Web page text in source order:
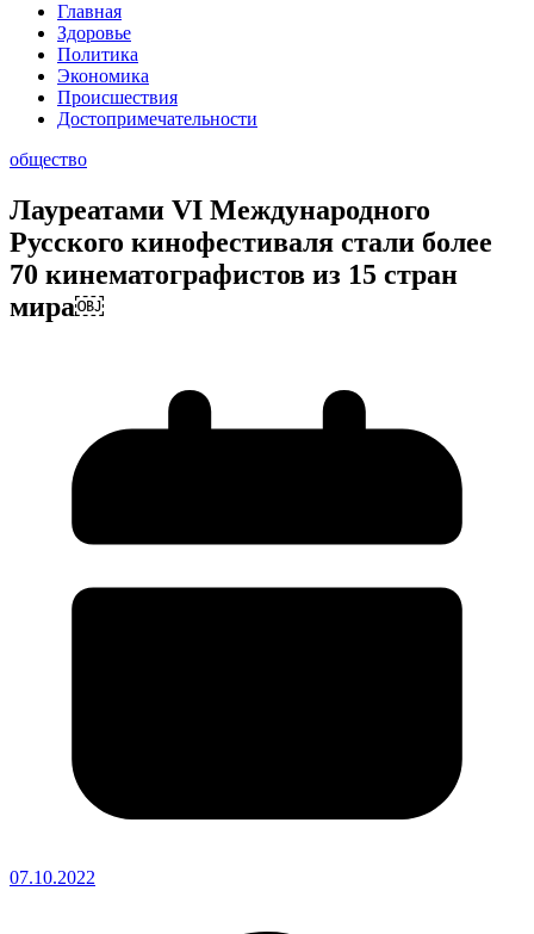
Главная
Здоровье
Политика
Экономика
Происшествия
Достопримечательности
общество
Лауреатами VI Международного
Русского кинофестиваля стали более
70 кинематографистов из 15 стран
мира￼
07.10.2022